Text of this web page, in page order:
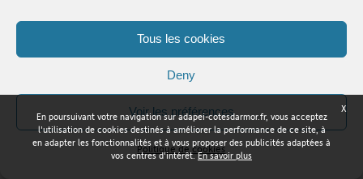
Tous les cookies
Deny
Voir les préférences
Politique de cookies
X
En poursuivant votre navigation sur adapei-cotesdarmor.fr, vous acceptez
l'utilisation de cookies destinés à améliorer la performance de ce site, à
en adapter les fonctionnalités et à vous proposer des publicités adaptées à
vos centres d'intérêt.En savoir plus